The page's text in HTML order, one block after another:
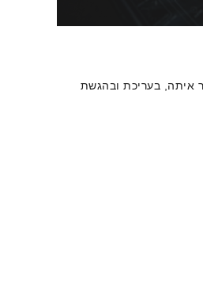
איתה, בעריכת ובהגשת